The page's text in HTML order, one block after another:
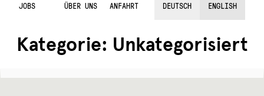
JOBS ÜBER UNS ANFAHRT DEUTSCH ENGLISH
Kategorie: Unkategorisiert